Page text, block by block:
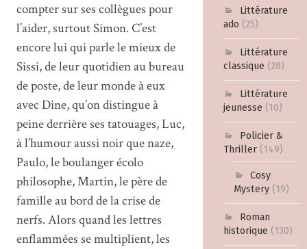
Littérature
ado (25)
Littérature
classique (28)
Littérature
jeunesse (10)
Policier &
Thriller (149)
Cosy
Mystery(19)
Roman
historique (130)
compter sur ses collègues pour
l’aider, surtout Simon. C’est
encore lui qui parle le mieux de
Sissi, de leur quotidien au bureau
de poste, de leur monde à eux
avec Dine, qu’on distingue à
peine derrière ses tatouages, Luc,
à l’humour aussi noir que naze,
Paulo, le boulanger écolo
philosophe, Martin, le père de
famille au bord de la crise de
nerfs. Alors quand les lettres
enflammées se multiplient, les